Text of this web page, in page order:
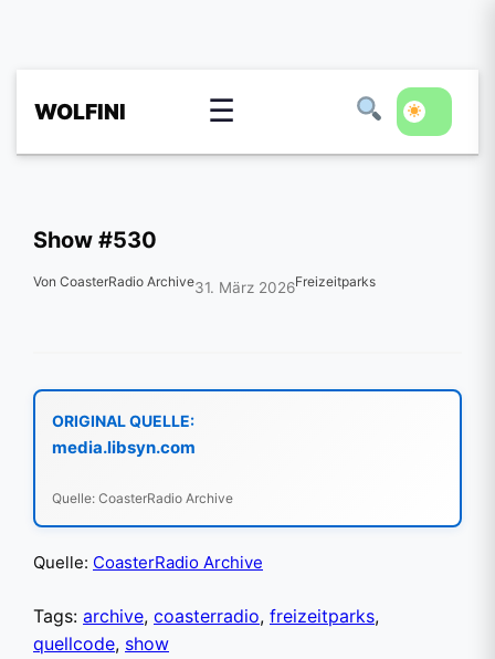
WOLFINI ☰
Show #530
Von CoasterRadio Archive31. März 2026Freizeitparks
ORIGINAL QUELLE:
media.libsyn.com
Quelle: CoasterRadio Archive
Quelle: CoasterRadio Archive
Tags: archive, coasterradio, freizeitparks,
quellcode, show